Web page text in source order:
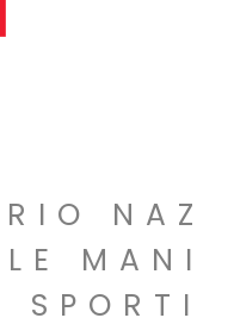
NAZ
MANI
SPORTI